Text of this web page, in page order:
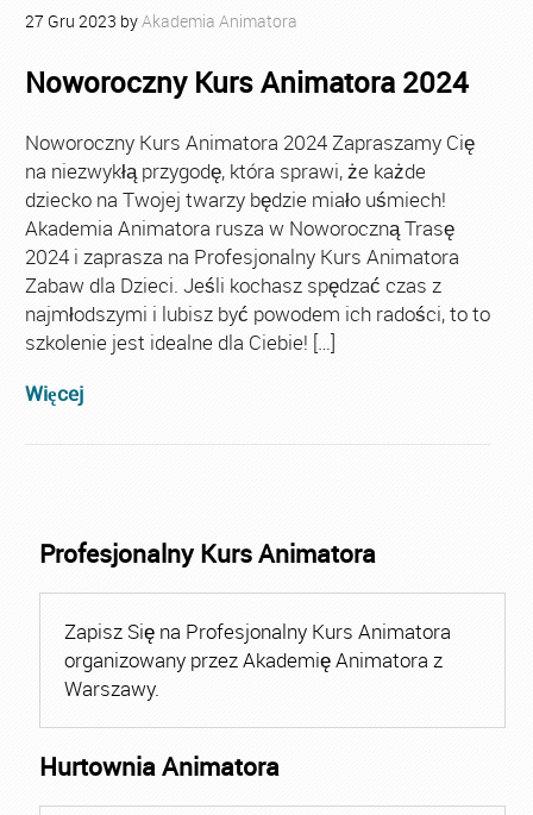
27 Gru 2023 byAkademia Animatora
Noworoczny Kurs Animatora 2024
Noworoczny Kurs Animatora 2024 Zapraszamy Cię
na niezwykłą przygodę, która sprawi, że każde
dziecko na Twojej twarzy będzie miało uśmiech!
Akademia Animatora rusza w Noworoczną Trasę
2024 i zaprasza na Profesjonalny Kurs Animatora
Zabaw dla Dzieci. Jeśli kochasz spędzać czas z
najmłodszymi i lubisz być powodem ich radości, to to
szkolenie jest idealne dla Ciebie! […]
Więcej
Profesjonalny Kurs Animatora
Zapisz Się na Profesjonalny Kurs Animatora
organizowany przez Akademię Animatora z
Warszawy.
Hurtownia Animatora